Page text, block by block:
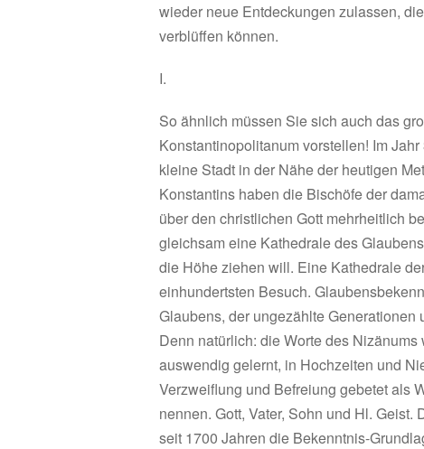
wieder neue Entdeckungen zulassen,
verblüffen können.
I.
So ähnlich müssen Sie sich auch das
Konstantinopolitanum vorstellen! Im
kleine Stadt in der Nähe der heutigen
Konstantins haben die Bischöfe der
über den christlichen Gott mehrheitlich
gleichsam eine Kathedrale des
die Höhe ziehen will. Eine Kathedrale
einhundertsten Besuch.
Glaubens, der ungezählte
Denn natürlich: die Worte des
auswendig gelernt, in Hochzeiten und
Verzweiflung und Befreiung gebetet als
nennen. Gott, Vater, Sohn und Hl.
seit 1700 Jahren die Bekenntnis-